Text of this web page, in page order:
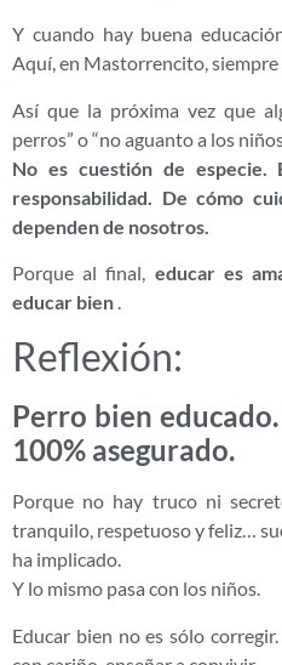
Y cuando hay buena
Aquí, en Mastorrencito,
Así que la próxima vez que
perros” o “no aguanto a los
No es cuestión de especie.
responsabilidad. De cómo
dependen de nosotros.
Porque al final, educar es
educar bien .
Reflexión:
Perro bien
100% asegurado.
Porque no hay truco ni
tranquilo, respetuoso y feliz…
ha implicado.
Y lo mismo pasa con los niños.
Educar bien no es sólo